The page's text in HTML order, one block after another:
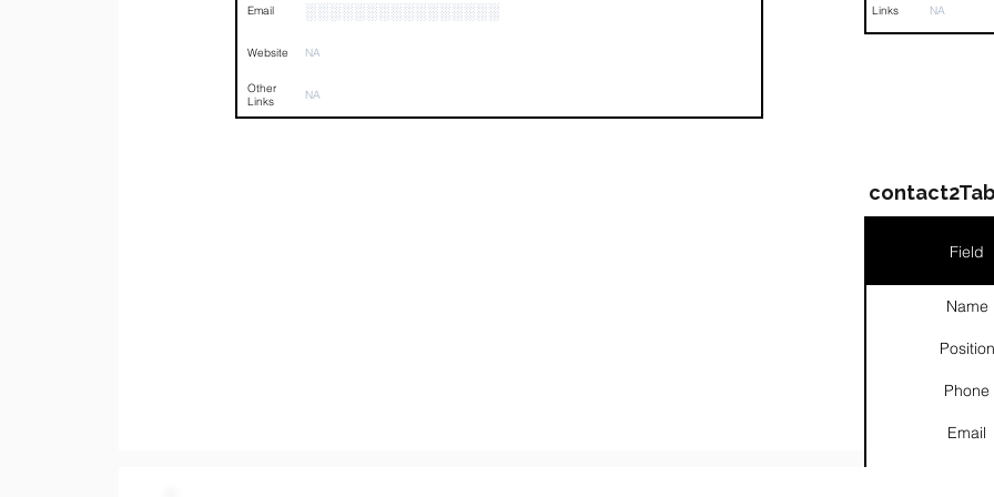
Email ░░░░░░░░░░░░░░░░
Website NA
Other
Links
NA
Links NA
Field
Name
Position
Phone
Email